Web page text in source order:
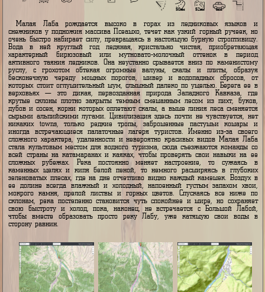
50км 52км min
Малая Лаба рождается высоко в горах из ледниковых
снежников у подножия массива Псеашхо, течет как узкий горный
очень быстро набирает силу, превращаясь в настоящую бурную
Вода в ней круглый год ледяная, кристально чистая,
характерный бирюзовый или мутновато-молочный оттенок в
активного таяния ледников. Она неустанно срывается вниз по
руслу, с грохотом обтекая огромные валуны, скалы и плиты,
бесконечную череду мощных порогов, шивер и водопадных
которых стоит оглушительный шум, слышный далеко по ущелью.
верховьях — это дикая, первозданная природа Западного
крутые склоны плотно закрыты темным смешанным лесом из пихт,
дубов и сосен, корни которых оплетают скалы, а выше линия леса
сырыми альпийскими лугами. Цивилизация здесь почти не
никаких towns, только редкие тропы, заброшенные пастушьи
иногда встречающиеся палаточные лагеря туристов. Именно из-за
сложного характера, удаленности и невероятно красивых видов
стала культовым местом для водного туризма, сюда съезжаются
всей страны на катамаранах и каяках, чтобы проверять свои
сложных рубежах. Река постоянно меняет настроение, то
каменных щелях и кипя белой пеной, то немного расширяясь в
зеленоватых плесах, где на дне отчетливо видно каждый камешек.
ее долине всегда влажный и холодный, напоенный густым
склонам, река постепенно становится чуть спокойнее и шире, но
свою быстроту и холод, пока, наконец, не встречается с Большой
чтобы вместе образовать просто реку Лабу, уже катящую свои
сторону равнин.